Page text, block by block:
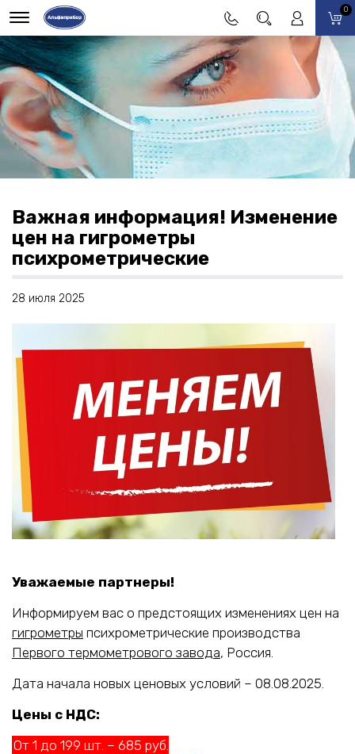
0
Важная информация! Изменение
цен на гигрометры
психрометрические
28 июля 2025
Уважаемые партнеры!
Информируем вас о предстоящих изменениях цен на
гигрометры психрометрические производства
Первого термометрового завода, Россия.
Дата начала новых ценовых условий – 08.08.2025.
Цены с НДС:
От 1 до 199 шт. – 685 руб.